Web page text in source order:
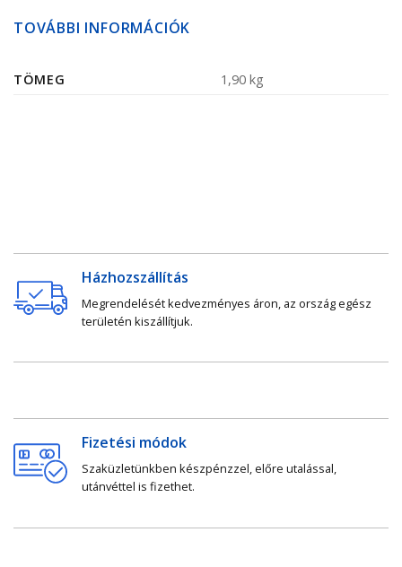
TOVÁBBI INFORMÁCIÓK
TÖMEG 1,90 kg
Házhozszállítás
Megrendelését kedvezményes áron, az ország egész
területén kiszállítjuk.
Fizetési módok
Szaküzletünkben készpénzzel, előre utalással,
utánvéttel is fizethet.